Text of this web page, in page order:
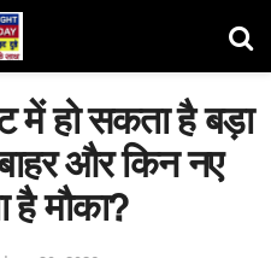
में हो सकता है बड़ा
और किन नए
है मौका?